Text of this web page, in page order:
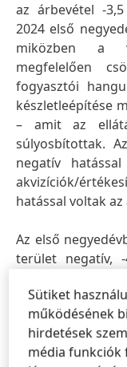
az árbevétel -
2024 első
miközben a
megfelelően
fogyasztói
készletleépítése
– amit az
súlyosbítottak.
negatív
akvizíciók/
hatással voltak
Az első
terület negatív, -
negatív
Fabric Cleaning
Fabric Care
mutatott. Ezzel
Sütiket
működésének
hirdetések
média funkciók